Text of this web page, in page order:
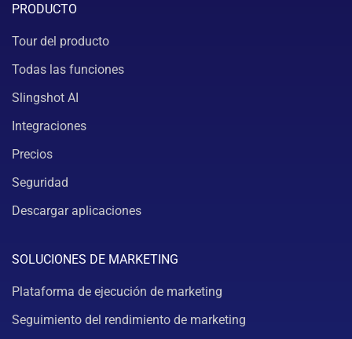
PRODUCTO
Tour del producto
Todas las funciones
Slingshot AI
Integraciones
Precios
Seguridad
Descargar aplicaciones
SOLUCIONES DE MARKETING
Plataforma de ejecución de marketing
Seguimiento del rendimiento de marketing